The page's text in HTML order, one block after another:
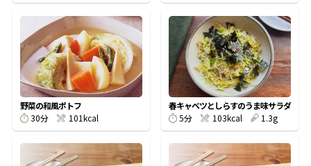
旨さ、別格。だし屋の鍋 韓福善シリーズ
汁物レシピ
時短レシピ
おいしいレシピを商品から探す
かつお節・だしをもっと知る
ヤマキ かつお節プラス®
かつお節・だしを楽しむ
- 百年対話
- ヤマキ かつお節プラス®
採用情報
- ジョブリターン制
ヤマキお客様相談室
オンラインショップ
コミュニティサイト
Global
野菜の和風ポトフ
30分
101kcal
春キャベツとしらすのうま味サラダ
5分
103kcal 1.3g